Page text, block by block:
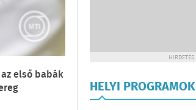
első babák
HIRDETÉS
HELYI PROGRAMOK